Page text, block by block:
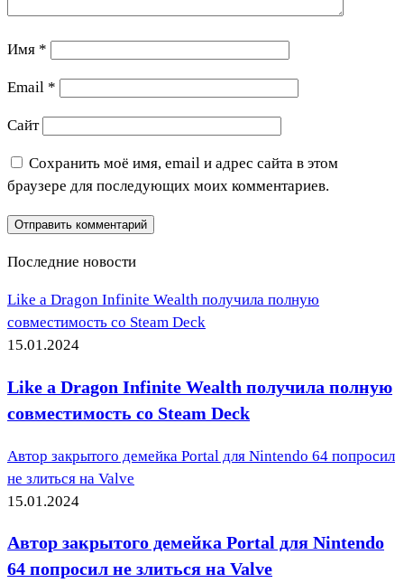
Имя *
Email *
Сайт
Сохранить моё имя, email и адрес сайта в этом
браузере для последующих моих комментариев.
Последние новости
Like a Dragon Infinite Wealth получила полную
совместимость со Steam Deck
15.01.2024
Like a Dragon Infinite Wealth получила полную
совместимость со Steam Deck
Автор закрытого демейка Portal для Nintendo 64 попросил
не злиться на Valve
15.01.2024
Автор закрытого демейка Portal для Nintendo
64 попросил не злиться на Valve